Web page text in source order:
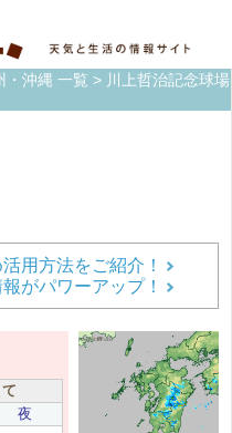
・沖縄 一覧 > 川上哲治記念球場
用方法をご紹介！
がパワーアップ！
夜